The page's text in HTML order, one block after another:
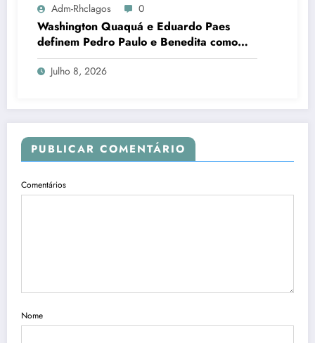
Adm-Rhclagos 0
Washington Quaquá e Eduardo Paes
definem Pedro Paulo e Benedita como
candidatos ao Senado no Rio
Julho 8, 2026
PUBLICAR COMENTÁRIO
Comentários
Nome